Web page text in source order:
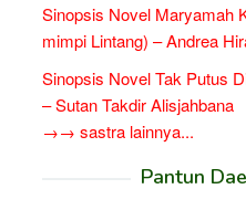
Sinopsis Novel Maryamah
mimpi Lintang) – Andrea
Sinopsis Novel Tak Putus
– Sutan Takdir Alisjahbana
→→ sastra lainnya...
Pantun